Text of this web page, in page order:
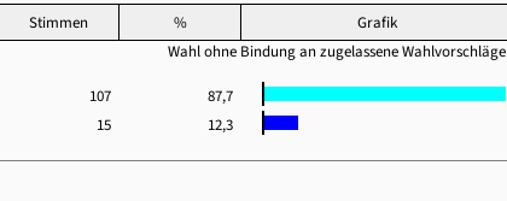
Stimmen %
Grafik
Wahl ohne Bindung an zugelassene Wahlvorschläge
107
87,7
15 12,3